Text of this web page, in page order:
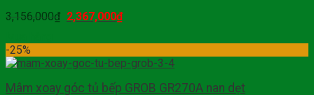
3,156,000₫ 2,367,000₫
-25%
Mâm xoay góc tủ bếp GROB GR270A nan dẹt